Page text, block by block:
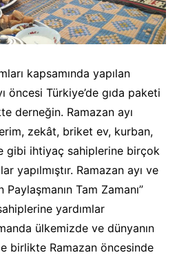
kapsamında yapılan
öncesi Türkiye’de gıda paketi
derneğin. Ramazan ayı
zekât, briket ev, kurban,
gibi ihtiyaç sahiplerine birçok
yapılmıştır. Ramazan ayı ve
Tam Zamanı”
yardımlar
ülkemizde ve dünyanın
birlikte Ramazan öncesinde